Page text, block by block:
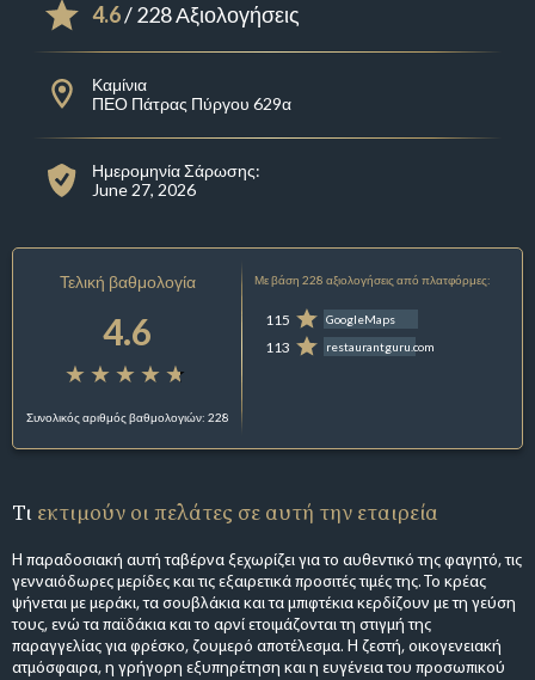
4.6/ 228 Αξιολογήσεις
Καμίνια
ΠΕΟ Πάτρας Πύργου 629α
Ημερομηνία Σάρωσης:
June 27, 2026
Τελική βαθμολογία
4.6
Συνολικός αριθμός βαθμολογιών: 228
Με βάση 228 αξιολογήσεις από πλατφόρμες:
115 GoogleMaps
113 restaurantguru.com
Τι εκτιμούν οι πελάτες σε αυτή την εταιρεία
Η παραδοσιακή αυτή ταβέρνα ξεχωρίζει για το αυθεντικό της φαγητό, τις
γενναιόδωρες μερίδες και τις εξαιρετικά προσιτές τιμές της. Το κρέας
ψήνεται με μεράκι, τα σουβλάκια και τα μπιφτέκια κερδίζουν με τη γεύση
τους, ενώ τα παϊδάκια και το αρνί ετοιμάζονται τη στιγμή της
παραγγελίας για φρέσκο, ζουμερό αποτέλεσμα. Η ζεστή, οικογενειακή
ατμόσφαιρα, η γρήγορη εξυπηρέτηση και η ευγένεια του προσωπικού